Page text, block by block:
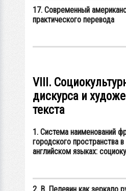
17. Современный
практического перевода
VIII.
дискурса и
текста
1. Система наименований
городского пространства
английском языках: